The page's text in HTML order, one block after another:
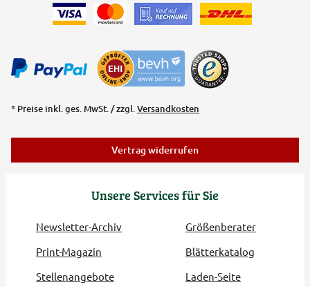
Unsere Services für Sie
Newsletter-Archiv
Größenberater
Print-Magazin
Blätterkatalog
Stellenangebote
Laden-Seite
* Preise inkl. ges. MwSt. / zzgl. Versandkosten
Vertrag widerrufen